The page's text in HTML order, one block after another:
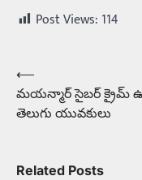
Post Views: 114
Post
navigation
⟵
మయన్మార్‌ సైబర్‌ క్రైమ్‌
తెలుగు యువకులు
Related Posts